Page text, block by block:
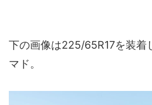
下の画像は225/65R17を装着
マド。